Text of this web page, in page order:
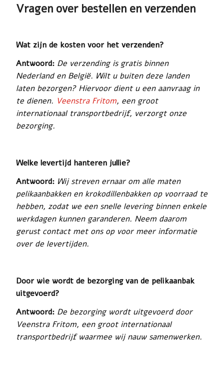
Vragen over bestellen en verzenden
Wat zijn de kosten voor het verzenden?
Antwoord: De verzending is gratis binnen
Nederland en België. Wilt u buiten deze landen
laten bezorgen? Hiervoor dient u een aanvraag in
te dienen. Veenstra Fritom, een groot
internationaal transportbedrijf, verzorgt onze
bezorging.
Welke levertijd hanteren jullie?
Antwoord: Wij streven ernaar om alle maten
pelikaanbakken en krokodillenbakken op voorraad te
hebben, zodat we een snelle levering binnen enkele
werkdagen kunnen garanderen. Neem daarom
gerust contact met ons op voor meer informatie
over de levertijden.
Door wie wordt de bezorging van de pelikaanbak
uitgevoerd?
Antwoord: De bezorging wordt uitgevoerd door
Veenstra Fritom, een groot internationaal
transportbedrijf waarmee wij nauw samenwerken.